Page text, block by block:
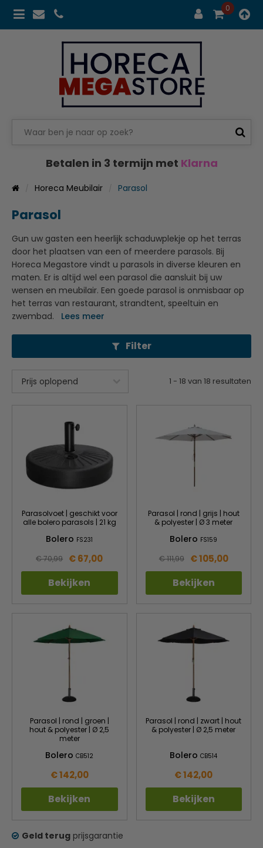
0
Betalen in 3 termijn met Klarna
Horeca Meubilair Parasol
Parasol
Gun uw gasten een heerlijk schaduwplekje op het terras
door het plaatsen van een of meerdere parasols. Bij
Horeca Megastore vindt u parasols in diverse kleuren en
maten. Er is altijd wel een parasol die aansluit bij uw
wensen en meubilair. Een goede parasol is onmisbaar op
het terras van restaurant, strandtent, speeltuin en
zwembad. Lees meer
Filter
1 - 18 van 18 resultaten
Parasolvoet | geschikt voor
alle bolero parasols | 21 kg
Bolero FS231
€ 70,99 € 67,00
Bekijken
Parasol | rond | grijs | hout
& polyester | Ø 3 meter
Bolero FS159
€ 111,99 € 105,00
Bekijken
Parasol | rond | groen |
hout & polyester | Ø 2,5
meter
BoleroCB512
€ 142,00
Bekijken
Parasol | rond | zwart | hout
& polyester | Ø 2,5 meter
BoleroCB514
€ 142,00
Bekijken
Geld terug prijsgarantie